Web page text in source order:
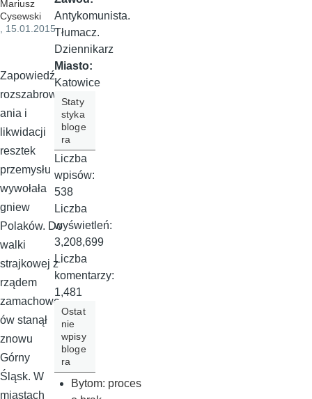
Mariusz
Cysewski
, 15.01.2015
Zapowiedź
rozszabrow
ania i
likwidacji
resztek
przemysłu
wywołała
gniew
Polaków. Do
walki
strajkowej z
rządem
zamachowc
ów stanął
znowu
Górny
Śląsk. W
miastach
Antykomunista.
Tłumacz.
Dziennikarz
Miasto:
Katowice
Staty
styka
bloge
ra
Liczba
wpisów:
538
Liczba
wyświetleń:
3,208,699
Liczba
komentarzy:
1,481
Ostat
nie
wpisy
bloge
ra
Bytom: proces